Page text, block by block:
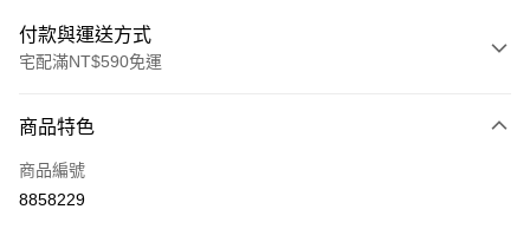
付款與運送方式
宅配滿NT$590免運
POYA支付
信用卡一次付款
商品特色
商品編號
8858229